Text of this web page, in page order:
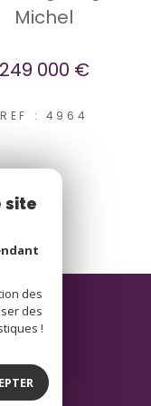
Michel
249 000 €
REF : 4964
site
des
des
!